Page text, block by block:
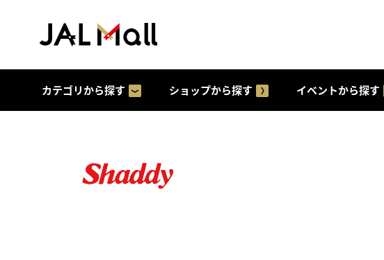
カテゴリから探す ショップから探す イベントから探す